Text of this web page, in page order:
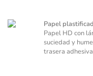
Papel
Papel HD con
suciedad y
trasera